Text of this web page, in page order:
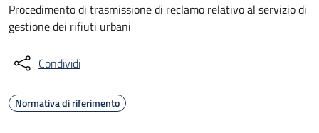
Procedimento di trasmissione di reclamo relativo al servizio di
gestione dei rifiuti urbani
Condividi
Normativa di riferimento